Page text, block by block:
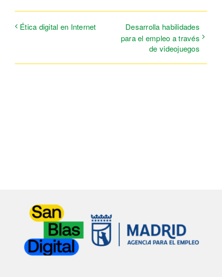
Ética digital en Internet
Desarrolla habilidades
para el empleo a través
de videojuegos